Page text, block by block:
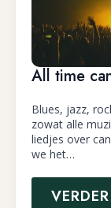
All time
Blues, jazz,
zowat alle
liedjes over
we het…